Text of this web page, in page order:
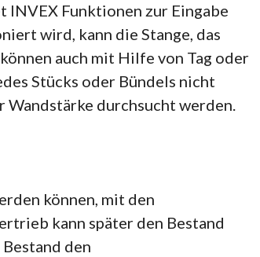
INVEX Funktionen zur Eingabe
wird, kann die Stange, das
auch mit Hilfe von Tag oder
Stücks oder Bündels nicht
Wandstärke durchsucht werden.
können, mit den
kann später den Bestand
den